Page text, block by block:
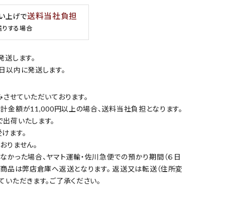
上げで送料当社負担
する場合
します。
内に発送します。
せていただいております。
金額が11,000円以上の場合、送料当社負担となります。
荷いたします。
ます。
りません。
った場合、ヤマト運輸・佐川急便での預かり期間（６日
品は弊店倉庫へ返送となります。 返送又は転送（住所変
ただきます。ご了承ください。